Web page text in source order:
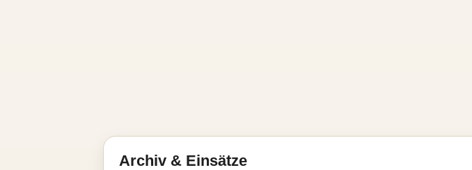
Archiv & Einsätze